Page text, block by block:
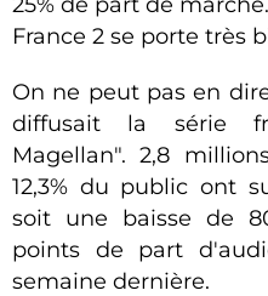
France 2 se porte très
On ne peut pas en
diffusait la série
Magellan". 2,8
12,3% du public ont
soit une baisse de
points de part
semaine dernière.